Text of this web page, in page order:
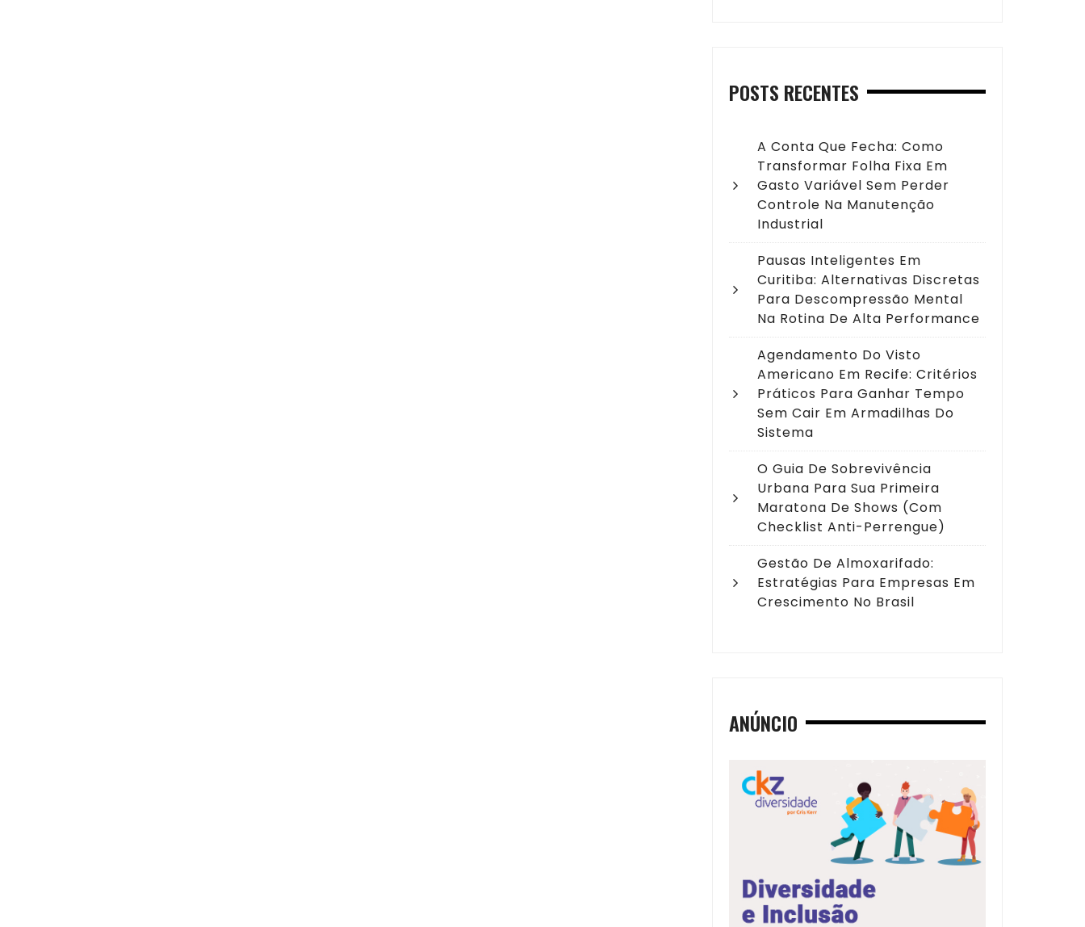
POSTS RECENTES
A Conta Que Fecha: Como
Transformar Folha Fixa Em
Gasto Variável Sem Perder
Controle Na Manutenção
Industrial
Pausas Inteligentes Em
Curitiba: Alternativas Discretas
Para Descompressão Mental
Na Rotina De Alta Performance
Agendamento Do Visto
Americano Em Recife: Critérios
Práticos Para Ganhar Tempo
Sem Cair Em Armadilhas Do
Sistema
O Guia De Sobrevivência
Urbana Para Sua Primeira
Maratona De Shows (com
Checklist Anti-Perrengue)
Gestão De Almoxarifado:
Estratégias Para Empresas Em
Crescimento No Brasil
ANÚNCIO